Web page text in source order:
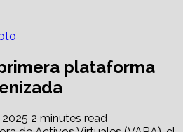
plataforma
2 minutes read